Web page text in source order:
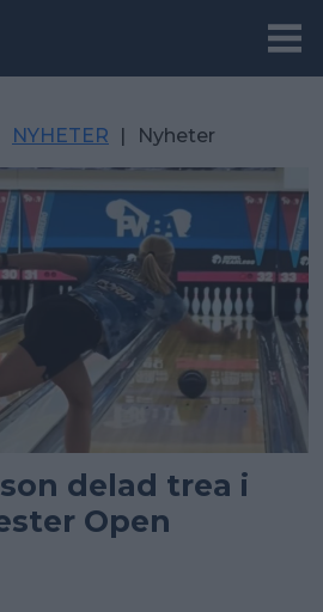
NYHETER | Nyheter
delad trea i
Open